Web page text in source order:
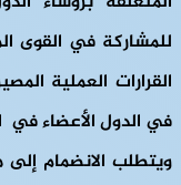
للمشاركة في القوى
القرارات العملية
في الدول الأعضاء في
ويتطلب الانضمام